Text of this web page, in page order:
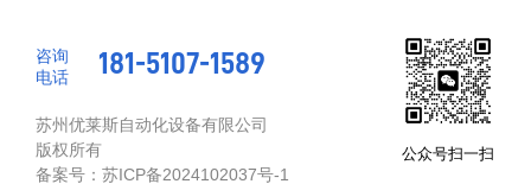
咨询
电话
181-5107-1589
苏州优莱斯自动化设备有限公司
版权所有
备案号： 苏ICP备2024102037号-1
公众号扫一扫